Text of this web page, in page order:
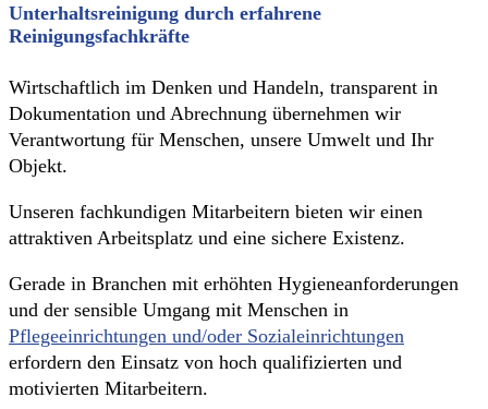
Unterhaltsreinigung durch erfahrene
Reinigungsfachkräfte
Wirtschaftlich im Denken und Handeln, transparent in
Dokumentation und Abrechnung übernehmen wir
Verantwortung für Menschen, unsere Umwelt und Ihr
Objekt.
Unseren fachkundigen Mitarbeitern bieten wir einen
attraktiven Arbeitsplatz und eine sichere Existenz.
Gerade in Branchen mit erhöhten Hygieneanforderungen
und der sensible Umgang mit Menschen in
Pflegeeinrichtungen und/oder Sozialeinrichtungen
erfordern den Einsatz von hoch qualifizierten und
motivierten Mitarbeitern.